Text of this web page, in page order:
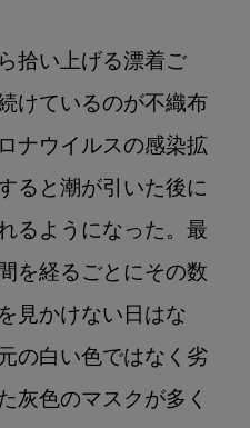
拾い上げる漂着ご
けているのが不織布
ナウイルスの感染拡
ると潮が引いた後に
るようになった。最
を経るごとにその数
見かけない日はな
の白い色ではなく劣
灰色のマスクが多く